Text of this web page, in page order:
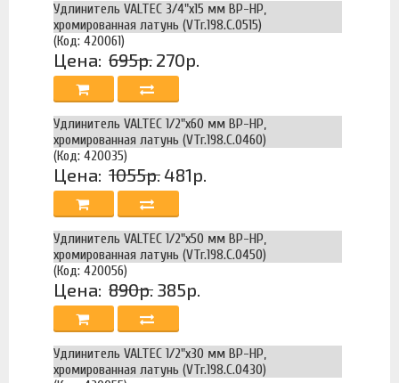
Удлинитель VALTEC 3/4"х15 мм ВР-НР,
хромированная латунь (VTr.198.C.0515)
(Код: 420061)
Цена: 695р. 270р.
Удлинитель VALTEC 1/2"х60 мм ВР-НР,
хромированная латунь (VTr.198.C.0460)
(Код: 420035)
Цена: 1055р. 481р.
Удлинитель VALTEC 1/2"х50 мм ВР-НР,
хромированная латунь (VTr.198.C.0450)
(Код: 420056)
Цена: 890р. 385р.
Удлинитель VALTEC 1/2"х30 мм ВР-НР,
хромированная латунь (VTr.198.C.0430)